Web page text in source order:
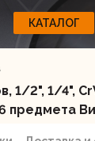
КАТАЛОГ
КАТАЛОГ
1/2", 1/4",
предмета